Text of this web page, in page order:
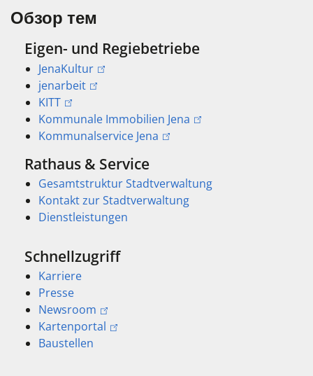
Обзор тем
Eigen- und Regiebetriebe
JenaKultur
jenarbeit
KITT
Kommunale Immobilien Jena
Kommunalservice Jena
Rathaus & Service
Gesamtstruktur Stadtverwaltung
Kontakt zur Stadtverwaltung
Dienstleistungen
Schnellzugriff
Karriere
Presse
Newsroom
Kartenportal
Baustellen